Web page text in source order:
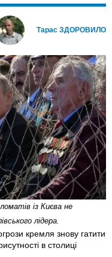
Тарас ЗДОРОВИЛО
із Києва не
лідера.
кремля знову гатити
в столиці